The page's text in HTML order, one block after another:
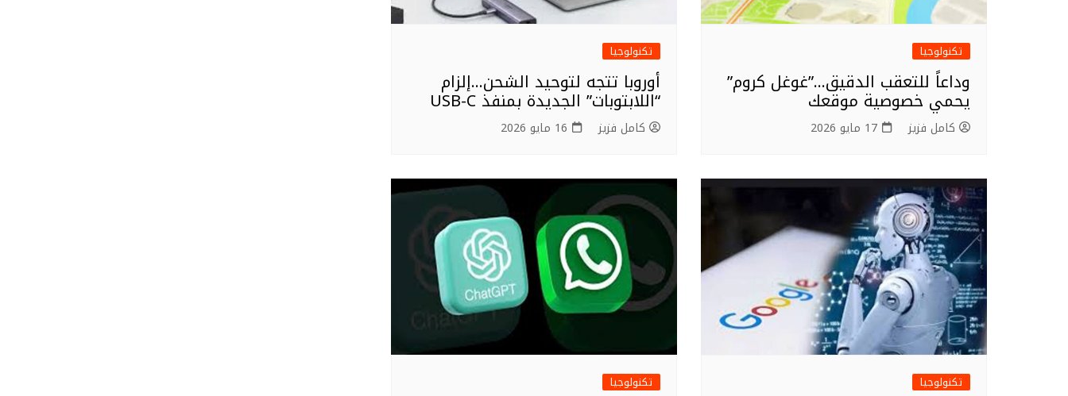
تكنولوجيا
وداعاً للتعقب الدقيق…”غوغل كروم”
يحمي خصوصية موقعك
كامل فزيز 17 مايو 2026
تكنولوجيا
أوروبا تتجه لتوحيد الشحن…إلزام
“اللابتوبات” الجديدة بمنفذ USB-C
كامل فزيز 16 مايو 2026
تكنولوجيا تكنولوجيا